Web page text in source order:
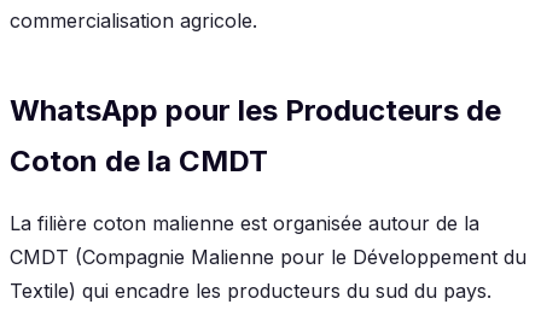
commercialisation agricole.
WhatsApp pour les Producteurs de
Coton de la CMDT
La filière coton malienne est organisée autour de la
CMDT (Compagnie Malienne pour le Développement du
Textile) qui encadre les producteurs du sud du pays.